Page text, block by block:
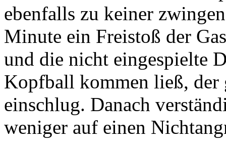
ebenfalls zu keiner
Minute ein Freistoß der
und die nicht eingespielte
Kopfball kommen ließ, der
einschlug. Danach
weniger auf einen